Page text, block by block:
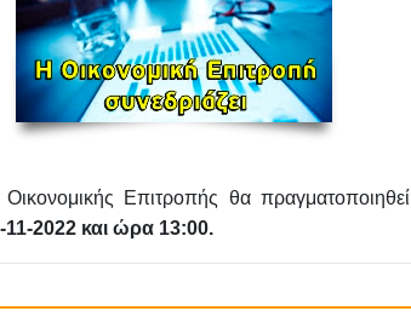
Επιτροπής θα πραγματοποιηθεί
-11-2022 και ώρα 13:00.